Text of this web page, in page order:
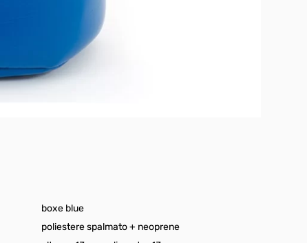
boxe blue
poliestere spalmato + neoprene